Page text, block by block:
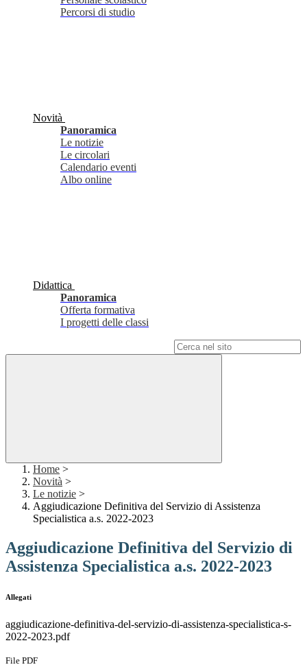
Percorsi di studio
Novità
Panoramica
Le notizie
Le circolari
Calendario eventi
Albo online
Didattica
Panoramica
Offerta formativa
I progetti delle classi
Home >
Novità >
Le notizie >
Aggiudicazione Definitiva del Servizio di Assistenza
Specialistica a.s. 2022-2023
Aggiudicazione Definitiva del Servizio di
Assistenza Specialistica a.s. 2022-2023
Allegati
aggiudicazione-definitiva-del-servizio-di-assistenza-specialistica-s-
2022-2023.pdf
File PDF